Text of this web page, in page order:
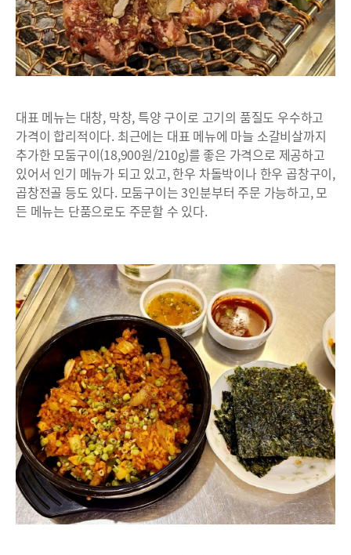
대표 메뉴는 대창, 막창, 특양 구이로 고기의 품질도 우수하고
가격이 합리적이다. 최근에는 대표 메뉴에 마늘 소갈비살까지
추가한 모둠구이(18,900원/210g)를 좋은 가격으로 제공하고
있어서 인기 메뉴가 되고 있고, 한우 차돌박이나 한우 곱창구이,
곱창전골 등도 있다. 모둠구이는 3인분부터 주문 가능하고, 모
든 메뉴는 단품으로도 주문할 수 있다.